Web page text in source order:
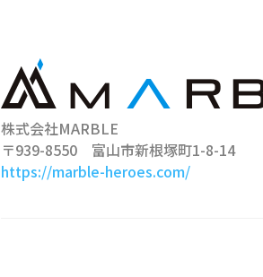
株式会社MARBLE
〒939-8550 富山市新根塚町1-8-14
https://marble-heroes.com/